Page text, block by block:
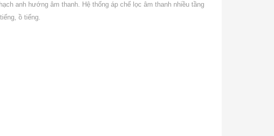
anh hướng âm thanh. Hệ thống áp chế lọc âm thanh nhiều tầng
ồ tiếng.